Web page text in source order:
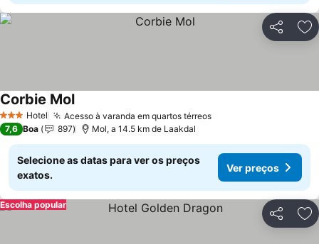
Partilhar
3 EstrelasHotel Acesso à varanda em quartos térreosVer preços
Corbie MolVer preços
7,6 Boa 897 Mol, a 14.5 km de Laakdal
Selecione as datas para ver os preços
exatos.
Ver preços
Partilhar
Escolha popular